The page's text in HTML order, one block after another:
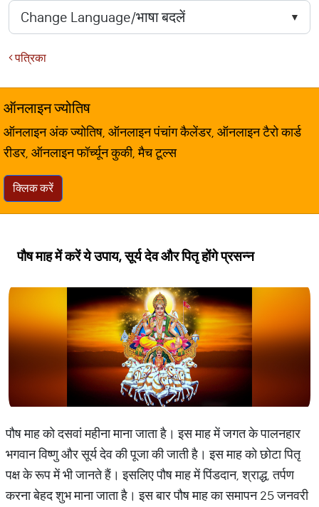
पत्रिका
ऑनलाइन ज्योतिष
ऑनलाइन अंक ज्योतिष, ऑनलाइन पंचांग कैलेंडर, ऑनलाइन टैरो कार्ड
रीडर, ऑनलाइन फॉर्च्यून कुकी, मैच टूल्स
क्लिक करें
पौष माह में करें ये उपाय, सूर्य देव और पितृ होंगे प्रसन्न
पौष माह को दसवां महीना माना जाता है। इस माह में जगत के पालनहार
भगवान विष्णु और सूर्य देव की पूजा की जाती है। इस माह को छोटा पितृ
पक्ष के रूप में भी जानते हैं। इसलिए पौष माह में पिंडदान, श्राद्ध, तर्पण
करना बेहद शुभ माना जाता है। इस बार पौष माह का समापन 25 जनवरी